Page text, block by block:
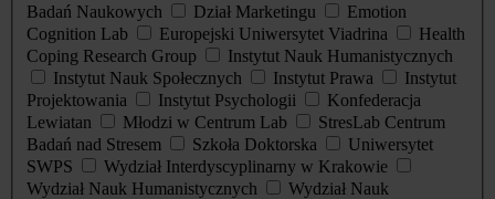
Badań Naukowych
Dział Marketingu
Emotion
Cognition Lab
Europejski Uniwersytet Viadrina
Health
Coping Research Group
Instytut Nauk Humanistycznych
Instytut Nauk Społecznych
Instytut Prawa
Instytut
Projektowania
Instytut Psychologii
Konfederacja
Lewiatan
Młodzi w Centrum Lab
StresLab Centrum
Badań nad Stresem
Szkoła Doktorska
Uniwersytet
SWPS
Wydział Interdyscyplinarny w Krakowie
Wydział Nauk Humanistycznych
Wydział Nauk